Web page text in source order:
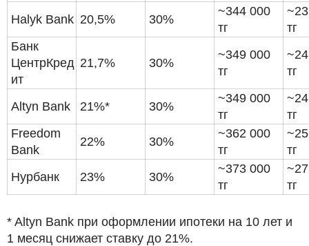
Halyk Bank 20,5% 30%
~344 000
тг
тг
Банк
ЦентрКред
ит
21,7% 30%
~349 000
тг
тг
Altyn Bank 21%* 30%
~349 000
тг
тг
Freedom
Bank
22% 30%
~362 000
тг
тг
Нурбанк
23% 30%
~373 000
тг
тг
* Altyn Bank при оформлении ипотеки на 10 лет и
1 месяц снижает ставку до 21%.